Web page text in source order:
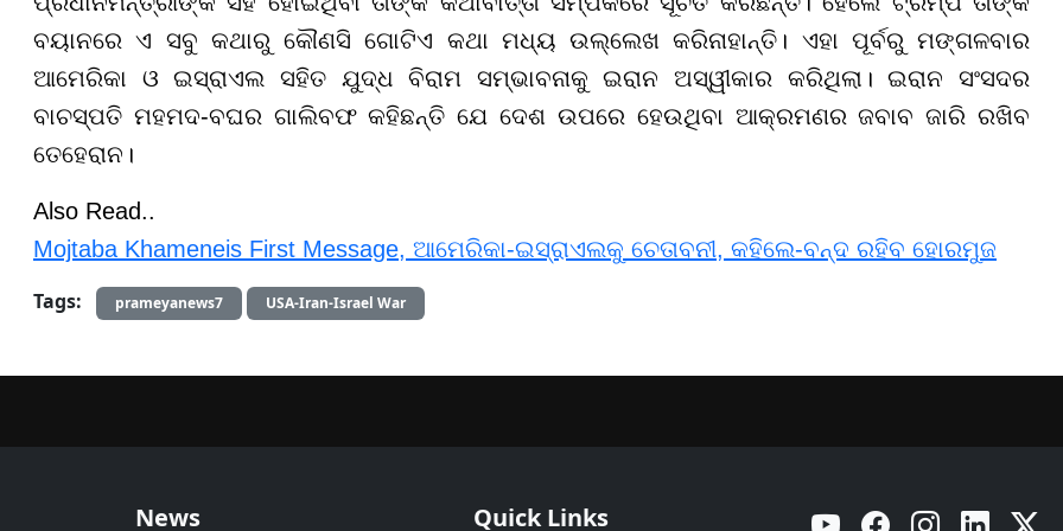
ବୟାନରେ ଏ ସବୁ କଥାରୁ କୌଣସି ଗୋଟିଏ କଥା ମଧ୍ୟ ଉଲ୍ଲେଖ କରିନାହାନ୍ତି। ଏହା ପୂର୍ବରୁ ମଙ୍ଗଳବାର
ଆମେରିକା ଓ ଇସ୍ରାଏଲ ସହିତ ଯୁଦ୍ଧ ବିରାମ ସମ୍ଭାବନାକୁ ଇରାନ ଅସ୍ୱୀକାର କରିଥିଲା। ଇରାନ ସଂସଦର
ବାଚସ୍ପତି ମହମଦ-ବଘର ଗାଲିବଫ କହିଛନ୍ତି ଯେ ଦେଶ ଉପରେ ହେଉଥିବା ଆକ୍ରମଣର ଜବାବ ଜାରି ରଖିବ
ତେହେରାନ।
Also Read..
Mojtaba Khameneis First Message, ଆମେରିକା-ଇସ୍ରାଏଲକୁ ଚେତାବନୀ, କହିଲେ-ବନ୍ଦ ରହିବ ହୋରମୁଜ
Tags:
prameyanews7 USA-Iran-Israel War
News Quick Links YouTube Facebook Instagram